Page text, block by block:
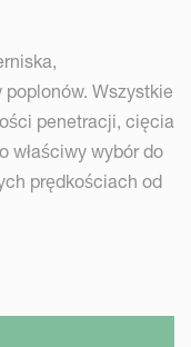
Wszystkie
penetracji, cięcia
właściwy wybór do
prędkościach od